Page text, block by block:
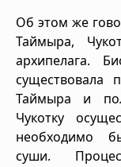
Об этом же
Таймыра,
архипелага.
существовала
Таймыра и
Чукотку
необходимо
суши.